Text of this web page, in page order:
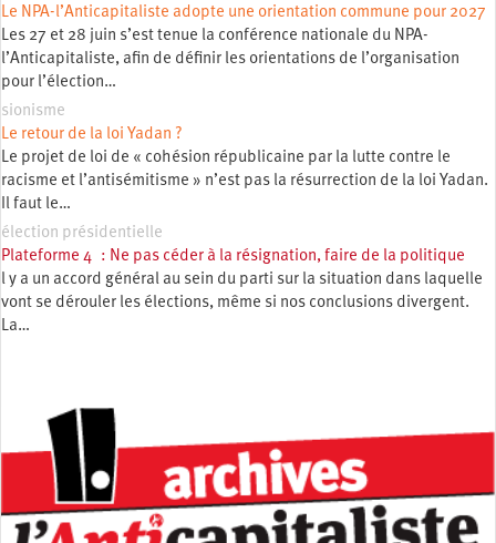
Le NPA-l’Anticapitaliste adopte une orientation commune pour 2027
Les 27 et 28 juin s’est tenue la conférence nationale du NPA-
l’Anticapitaliste, afin de définir les orientations de l’organisation
pour l’élection…
sionisme
Le retour de la loi Yadan ?
Le projet de loi de « cohésion républicaine par la lutte contre le
racisme et l’antisémitisme » n’est pas la résurrection de la loi Yadan.
Il faut le…
élection présidentielle
Plateforme 4 : Ne pas céder à la résignation, faire de la politique
l y a un accord général au sein du parti sur la situation dans laquelle
vont se dérouler les élections, même si nos conclusions divergent.
La…